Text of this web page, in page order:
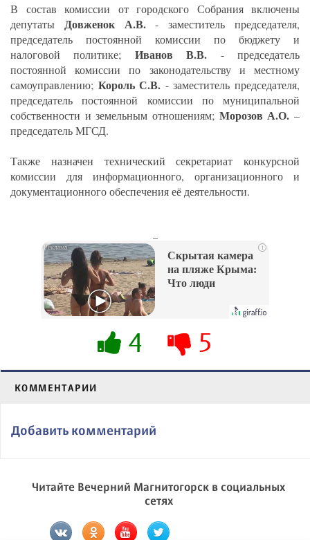
В состав комиссии от городского Собрания включены
депутаты Довженок А.В.- заместитель председателя,
председатель постоянной комиссии по бюджету и
налоговой политике; Иванов В.В. - председатель
постоянной комиссии по законодательству и местному
самоуправлению; Король С.В. - заместитель председателя,
председатель постоянной комиссии по муниципальной
собственности и земельным отношениям; Морозов А.О. –
председатель МГСД.
Также назначен технический секретариат конкурсной
комиссии для информационного, организационного и
документационного обеспечения её деятельности.
i
Скрытая камера
на пляже Крыма:
Что люди
их не видят...
4 5
КОММЕНТАРИИ
Добавить комментарий
Читайте Вечерний Магнитогорск в социальных
сетях